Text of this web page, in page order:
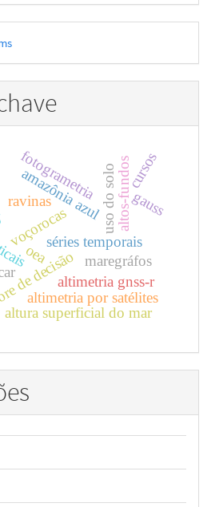
amazônia azul
voçorocas
ravinas uso do solo
decisão
altimetria por satélites
altura superficial do mar
séries temporais
altimetria gnss-r
maregráfos
altos-fundos
fotogrametria
gauss
oea
cursos